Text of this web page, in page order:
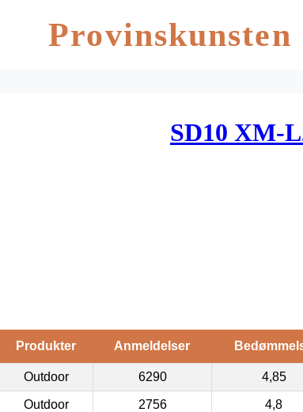
Provinskunsten
SD10 XM-
Produkter Anmeldelser
Outdoor 6290 4,85
Outdoor 2756 4,8